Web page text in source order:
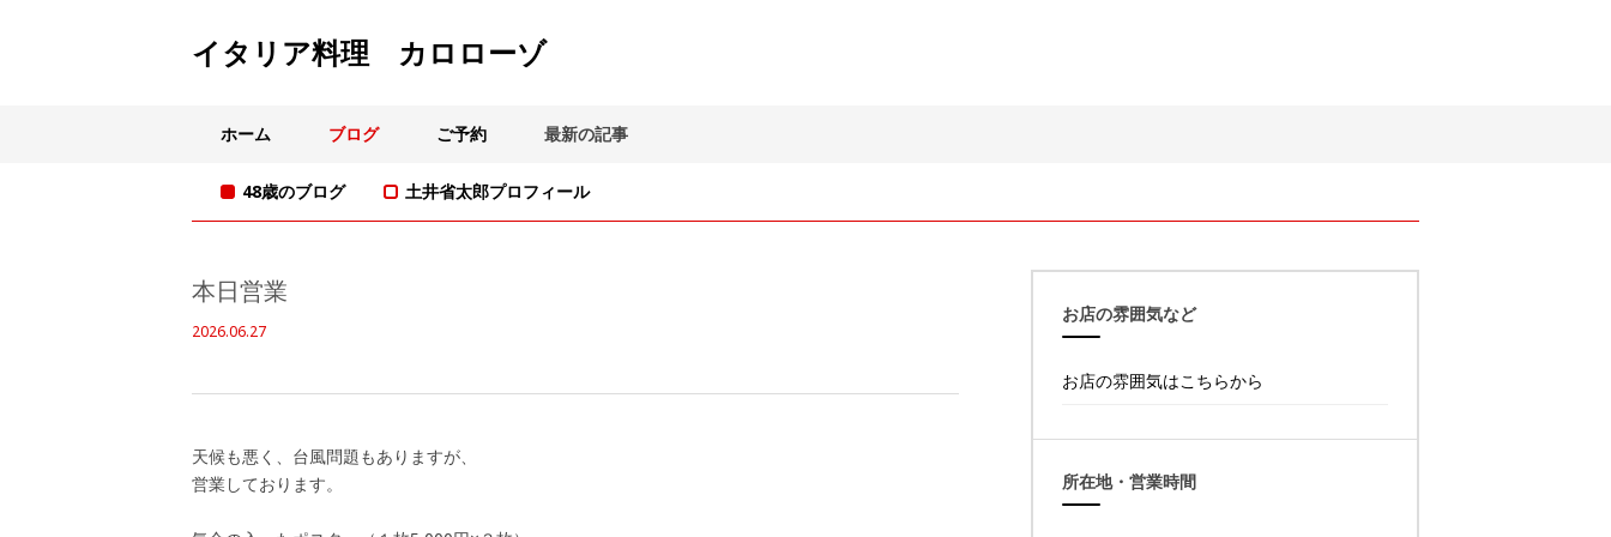
イタリア料理 カロローゾ
ホーム ブログ ご予約 最新の記事
48歳のブログ 土井省太郎プロフィール
本日営業
2026.06.27
天候も悪く、台風問題もありますが、
営業しております。
お店の雰囲気など
お店の雰囲気はこちらから
所在地・営業時間